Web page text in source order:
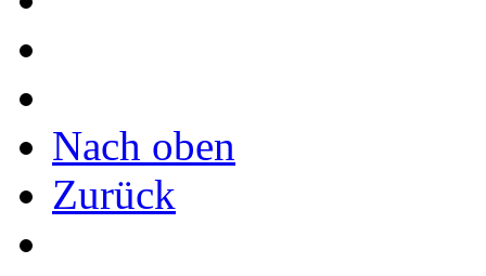
Nach oben
Zurück